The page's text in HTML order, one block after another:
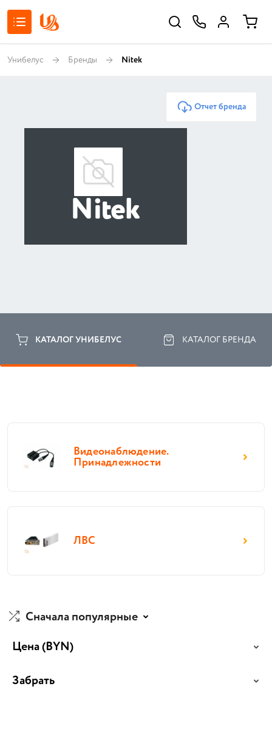
Унибелус Бренды Nitek
Отчет бренда
Nitek
КАТАЛОГ УНИБЕЛУС КАТАЛОГ БРЕНДА
Видеонаблюдение.
Принадлежности
ЛВС
Сначала популярные
Цена(BYN)
Забрать